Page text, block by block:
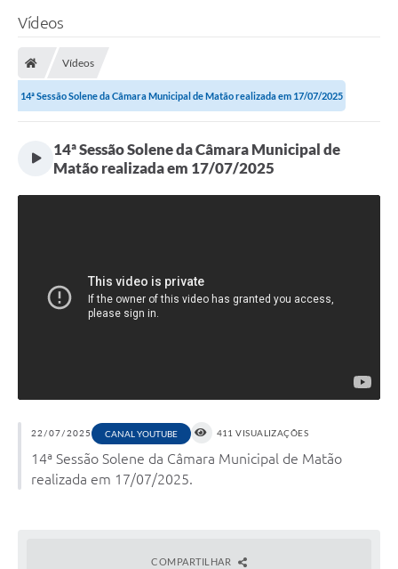
Vídeos
Vídeos
14ª Sessão Solene da Câmara Municipal de Matão realizada em 17/07/2025
14ª Sessão Solene da Câmara Municipal de
Matão realizada em 17/07/2025
22/07/2025 CANAL YOUTUBE 411 VISUALIZAÇÕES
14ª Sessão Solene da Câmara Municipal de Matão
realizada em 17/07/2025.
COMPARTILHAR